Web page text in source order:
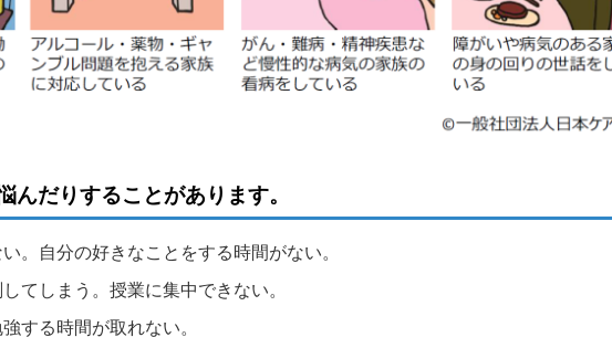
んだりすることがあります。
。自分の好きなことをする時間がない。
てしまう。授業に集中できない。
する時間が取れない。